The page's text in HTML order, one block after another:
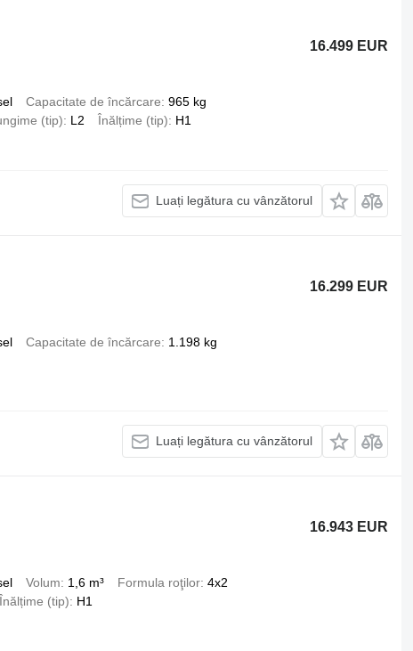
16.499 EUR
Capacitate de încărcare 965 kg
(tip) L2 Înălțime (tip) H1
Luați legătura cu vânzătorul
16.299 EUR
Capacitate de încărcare
1.198 kg
Luați legătura cu vânzătorul
16.943 EUR
Volum 1,6 m³ Formula roţilor 4x2
Înălțime (tip) H1